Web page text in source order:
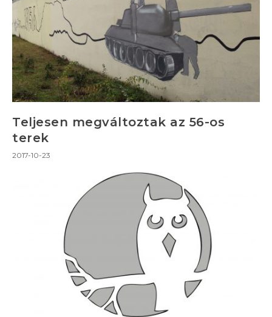
Teljesen megváltoztak az 56-os
terek
2017-10-23